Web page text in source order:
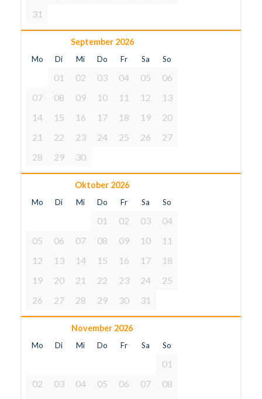
31
September 2026
Mo Di Mi Do Fr Sa So
01 02 03 04 05
06
07
08 09 10 11 12
13
14
15 16 17 18 19
20
21
22 23 24 25 26
27
28
29 30
Oktober 2026
Mo Di Mi Do Fr Sa So
01 02 03
04
05
06 07 08 09 10
11
12
13 14 15 16 17
18
19
20 21 22 23 24
25
26
27 28 29 30 31
November 2026
Mo Di Mi Do Fr Sa So
01
02
03 04 05 06 07
08